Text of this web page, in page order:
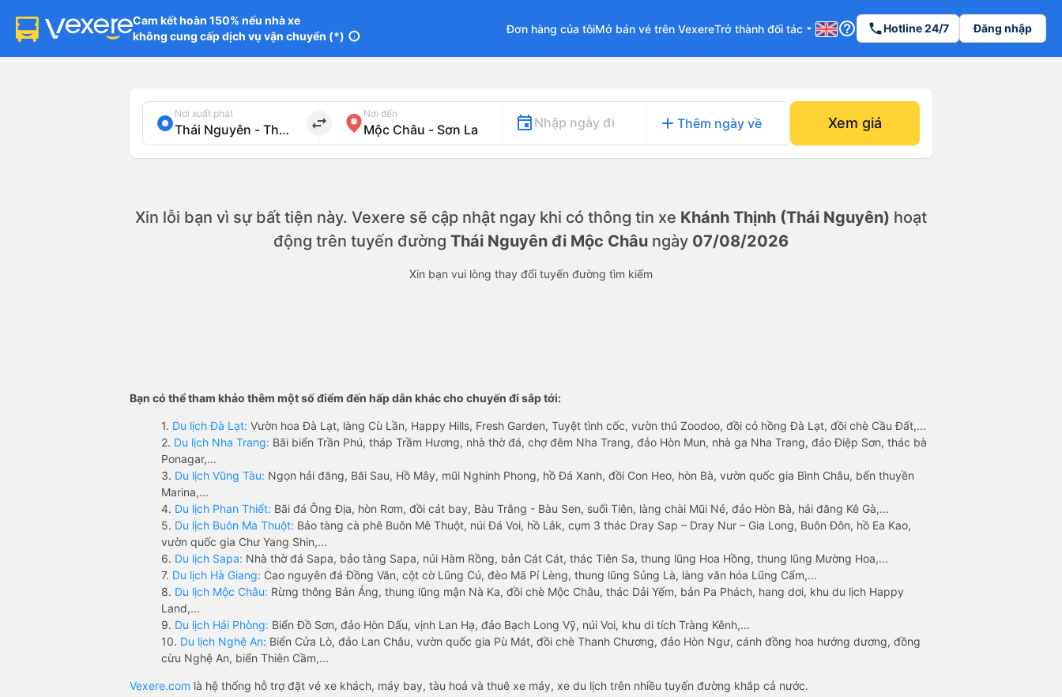
Cam kết hoàn 150% nếu nhà xe
không cung cấp dịch vụ vận chuyển (*) info
Đơn hàng của tôiMở bán vé trên VexereTrở thành đối tác arrow_drop_down help_outline phoneHotline 24/7 Đăng nhập
Nơi xuất phát
import_export
Nơi đến
Nhập ngày đi add Thêm ngày về Xem giá
Xin lỗi bạn vì sự bất tiện này. Vexere sẽ cập nhật ngay khi có thông tin xe Khánh Thịnh (Thái Nguyên) hoạt
động trên tuyến đường Thái Nguyên đi Mộc Châu ngày 07/08/2026
Xin bạn vui lòng thay đổi tuyến đường tìm kiếm
Bạn có thể tham khảo thêm một số điểm đến hấp dẫn khác cho chuyến đi sắp tới:
1. Du lịch Đà Lạt: Vườn hoa Đà Lạt, làng Cù Lần, Happy Hills, Fresh Garden, Tuyệt tình cốc, vườn thú Zoodoo, đồi cỏ hồng Đà Lạt, đồi chè Cầu Đất,...
2. Du lịch Nha Trang: Bãi biển Trần Phú, tháp Trầm Hương, nhà thờ đá, chợ đêm Nha Trang, đảo Hòn Mun, nhà ga Nha Trang, đảo Điệp Sơn, thác bà
Ponagar,...
3. Du lịch Vũng Tàu: Ngọn hải đăng, Bãi Sau, Hồ Mây, mũi Nghinh Phong, hồ Đá Xanh, đồi Con Heo, hòn Bà, vườn quốc gia Bình Châu, bến thuyền
Marina,...
4. Du lịch Phan Thiết: Bãi đá Ông Địa, hòn Rơm, đồi cát bay, Bàu Trắng - Bàu Sen, suối Tiên, làng chài Mũi Né, đảo Hòn Bà, hải đăng Kê Gà,...
5. Du lịch Buôn Ma Thuột: Bảo tàng cà phê Buôn Mê Thuột, núi Đá Voi, hồ Lắk, cụm 3 thác Dray Sap – Dray Nur – Gia Long, Buôn Đôn, hồ Ea Kao,
vườn quốc gia Chư Yang Shin,...
6. Du lịch Sapa: Nhà thờ đá Sapa, bảo tàng Sapa, núi Hàm Rồng, bản Cát Cát, thác Tiên Sa, thung lũng Hoa Hồng, thung lũng Mường Hoa,...
7. Du lịch Hà Giang: Cao nguyên đá Đồng Văn, cột cờ Lũng Cú, đèo Mã Pí Lèng, thung lũng Sủng Là, làng văn hóa Lũng Cẩm,...
8. Du lịch Mộc Châu: Rừng thông Bản Áng, thung lũng mận Nà Ka, đồi chè Mộc Châu, thác Dải Yếm, bản Pa Phách, hang dơi, khu du lịch Happy
Land,...
9. Du lịch Hải Phòng: Biển Đồ Sơn, đảo Hòn Dấu, vịnh Lan Hạ, đảo Bạch Long Vỹ, núi Voi, khu di tích Tràng Kênh,...
10. Du lịch Nghệ An: Biển Cửa Lò, đảo Lan Châu, vườn quốc gia Pù Mát, đồi chè Thanh Chương, đảo Hòn Ngư, cánh đồng hoa hướng dương, đồng
cừu Nghệ An, biển Thiên Cầm,...
Vexere.com là hệ thống hỗ trợ đặt vé xe khách, máy bay, tàu hoả và thuê xe máy, xe du lịch trên nhiều tuyến đường khắp cả nước.